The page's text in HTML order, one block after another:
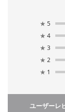
★ 5
★ 4
★ 3
★ 2
★ 1
ユーザーレ